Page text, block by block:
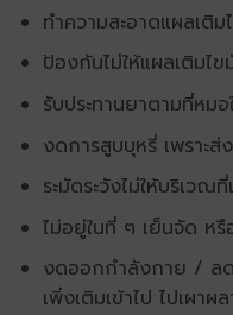
ทำความสะอาดแผลเติ
ป้องกันไม่ให้แผลเติมไ
รับประทานยาตามที่หมอ
งดการสูบบุหรี่ เพราะ
ระมัดระวังไม่ให้บริเวณ
ไม่อยู่ในที่ ๆ เย็นจัด หรื
งดออกกำลังกาย / ลด
เพิ่งเติมเข้าไป ไปเผาผ